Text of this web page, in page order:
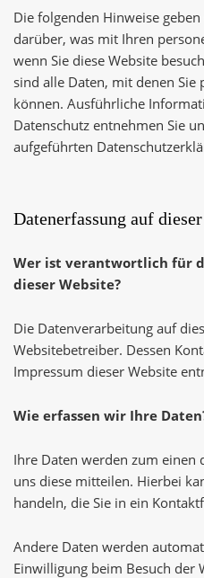
Die folgenden Hinweise
darüber, was mit Ihren
wenn Sie diese Website
sind alle Daten, mit denen
können. Ausführliche
Datenschutz entnehmen Sie
aufgeführten
Datenerfassung auf
Wer ist verantwortlich für
dieser Website?
Die Datenverarbeitung auf
Websitebetreiber. Dessen
Impressum dieser Website
Wie erfassen wir Ihre
Ihre Daten werden zum einen
uns diese mitteilen. Hierbei
handeln, die Sie in ein
Andere Daten werden
Einwilligung beim Besuch der